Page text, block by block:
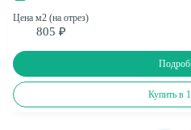
Цена м2 (на отрез)
805 ₽
Купить в